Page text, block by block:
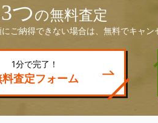
3つの無料査定
ご納得できない場合は、無料でキャ
1分で完了！
料査定フォーム